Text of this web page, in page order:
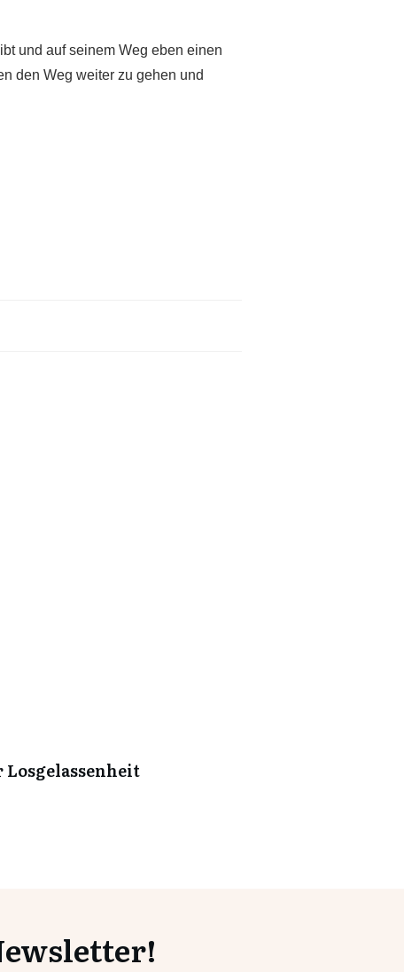
und auf seinem Weg eben einen
den Weg weiter zu gehen und